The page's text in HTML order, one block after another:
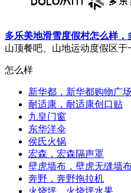
多乐美地滑雪度假村怎么样，
山顶餐吧、山地运动度假区于
怎么样
新华都，新华都购物广场
耐适康，耐适康创口贴
九皇门窗
东华洋伞
侯氏火锅
宏森，宏森隔声罩
壁虎墙布，壁虎无缝墙
奔野，奔野拖拉机
火烧坪，火烧坪水果